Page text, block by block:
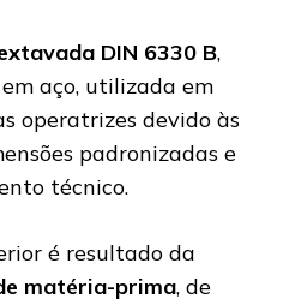
DIN 6330 B,
aço, utilizada em
operatrizes devido às
padronizadas e
técnico.
é resultado da
matéria-prima, de